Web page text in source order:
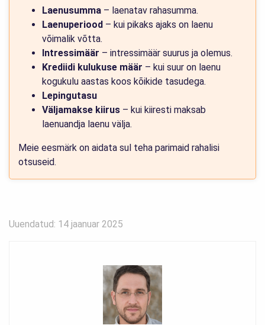
Laenusumma – laenatav rahasumma.
Laenuperiood – kui pikaks ajaks on laenu
võimalik võtta.
Intressimäär – intressimäär suurus ja olemus.
Krediidi kulukuse määr – kui suur on laenu
kogukulu aastas koos kõikide tasudega.
Lepingutasu
Väljamakse kiirus – kui kiiresti maksab
laenuandja laenu välja.
Meie eesmärk on aidata sul teha parimaid rahalisi
otsuseid.
Uuendatud: 14 jaanuar 2025